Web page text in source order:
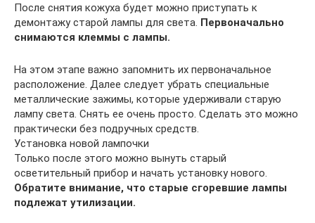
После снятия кожуха будет можно приступать к
демонтажу старой лампы для света. Первоначально
снимаются клеммы с лампы.
На этом этапе важно запомнить их первоначальное
расположение. Далее следует убрать специальные
металлические зажимы, которые удерживали старую
лампу света. Снять ее очень просто. Сделать это можно
практически без подручных средств.
Установка новой лампочки
Только после этого можно вынуть старый
осветительный прибор и начать установку нового.
Обратите внимание, что старые сгоревшие лампы
подлежат утилизации.